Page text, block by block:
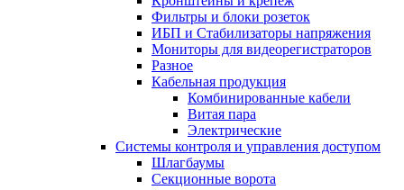
Фильтры и блоки розеток
ИБП и Стабилизаторы напряжения
Мониторы для видеорегистраторов
Разное
Кабельная продукция
Комбинированные кабели
Витая пара
Электрические
Системы контроля и управления доступом
Шлагбаумы
Секционные ворота